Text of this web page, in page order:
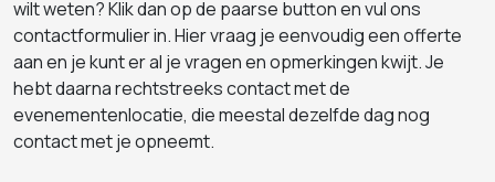
wilt weten? Klik dan op de paarse button en vul ons
contactformulier in. Hier vraag je eenvoudig een offerte
aan en je kunt er al je vragen en opmerkingen kwijt. Je
hebt daarna rechtstreeks contact met de
evenementenlocatie, die meestal dezelfde dag nog
contact met je opneemt.